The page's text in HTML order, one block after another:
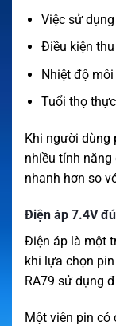
Việc sử
Điều kiện
Nhiệt độ
Tuổi thọ
Khi người dùng
nhiều tính
nhanh hơn so
Điện áp 7.4V
Điện áp là một
khi lựa chọn
RA79 sử dụng
Một viên pin có